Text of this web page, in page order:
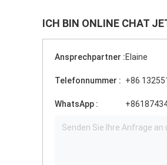
ICH BIN ONLINE CHAT
Ansprechpartner :Elaine
Telefonnummer : +86
WhatsApp :